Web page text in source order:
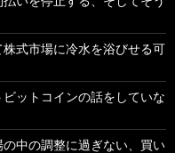
式市場に冷水を浴びせる可
ットコインの話をしていな
中の調整に過ぎない、買い